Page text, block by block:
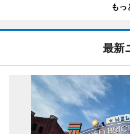
もっ
最新